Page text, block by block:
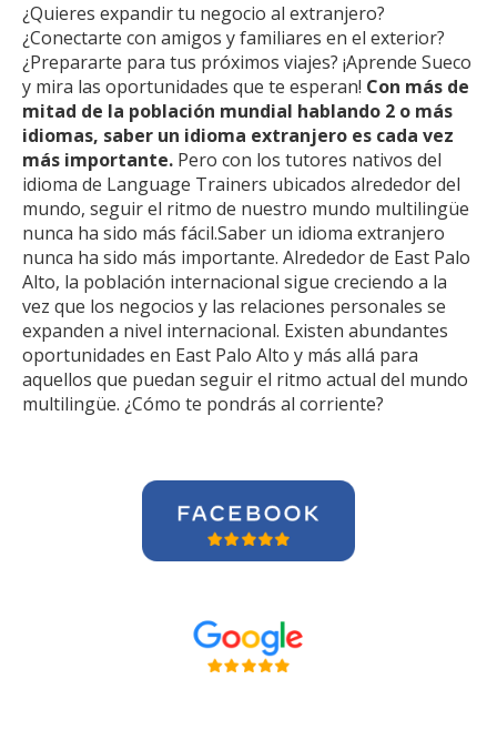
¿Quieres expandir tu negocio al extranjero?
¿Conectarte con amigos y familiares en el exterior?
¿Prepararte para tus próximos viajes? ¡Aprende Sueco
y mira las oportunidades que te esperan! Con más de
mitad de la población mundial hablando 2 o más
idiomas, saber un idioma extranjero es cada vez
más importante. Pero con los tutores nativos del
idioma de Language Trainers ubicados alrededor del
mundo, seguir el ritmo de nuestro mundo multilingüe
nunca ha sido más fácil.Saber un idioma extranjero
nunca ha sido más importante. Alrededor de East Palo
Alto, la población internacional sigue creciendo a la
vez que los negocios y las relaciones personales se
expanden a nivel internacional. Existen abundantes
oportunidades en East Palo Alto y más allá para
aquellos que puedan seguir el ritmo actual del mundo
multilingüe. ¿Cómo te pondrás al corriente?